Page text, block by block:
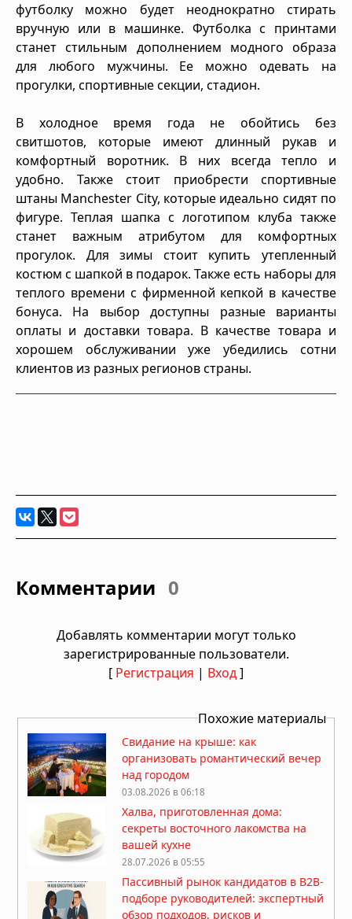
футболку можно будет неоднократно стирать
вручную или в машинке. Футболка с принтами
станет стильным дополнением модного образа
для любого мужчины. Ее можно одевать на
прогулки, спортивные секции, стадион.
В холодное время года не обойтись без
свитшотов, которые имеют длинный рукав и
комфортный воротник. В них всегда тепло и
удобно. Также стоит приобрести спортивные
штаны Manchester City, которые идеально сидят по
фигуре. Теплая шапка с логотипом клуба также
станет важным атрибутом для комфортных
прогулок. Для зимы стоит купить утепленный
костюм с шапкой в подарок. Также есть наборы для
теплого времени с фирменной кепкой в качестве
бонуса. На выбор доступны разные варианты
оплаты и доставки товара. В качестве товара и
хорошем обслуживании уже убедились сотни
клиентов из разных регионов страны.
Комментарии 0
Добавлять комментарии могут только
зарегистрированные пользователи.
[ Регистрация | Вход]
Похожие материалы
Свидание на крыше: как
организовать романтический вечер
над городом
03.08.2026 в 06:18
Халва, приготовленная дома:
секреты восточного лакомства на
вашей кухне
28.07.2026 в 05:55
Пассивный рынок кандидатов в B2B-
подборе руководителей: экспертный
обзор подходов, рисков и